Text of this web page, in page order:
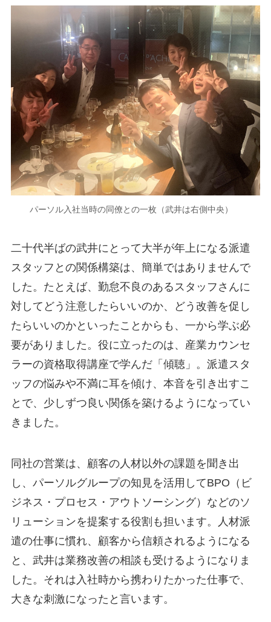
パーソル入社当時の同僚との一枚（武井は右側中央）
二十代半ばの武井にとって大半が年上になる派遣
スタッフとの関係構築は、簡単ではありませんで
した。たとえば、勤怠不良のあるスタッフさんに
対してどう注意したらいいのか、どう改善を促し
たらいいのかといったことからも、一から学ぶ必
要がありました。役に立ったのは、産業カウンセ
ラーの資格取得講座で学んだ「傾聴」。派遣スタ
ッフの悩みや不満に耳を傾け、本音を引き出すこ
とで、少しずつ良い関係を築けるようになってい
きました。
同社の営業は、顧客の人材以外の課題を聞き出
し、パーソルグループの知見を活用してBPO（ビ
ジネス・プロセス・アウトソーシング）などのソ
リューションを提案する役割も担います。人材派
遣の仕事に慣れ、顧客から信頼されるようになる
と、武井は業務改善の相談も受けるようになりま
した。それは入社時から携わりたかった仕事で、
大きな刺激になったと言います。